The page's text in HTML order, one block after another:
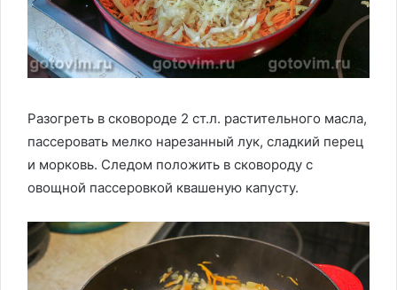
Разогреть в сковороде 2 ст.л. растительного масла,
пассеровать мелко нарезанный лук, сладкий перец
и морковь. Следом положить в сковороду с
овощной пассеровкой квашеную капусту.